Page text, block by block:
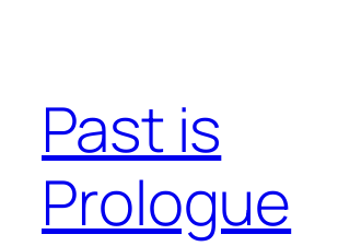
Past is
Prologue